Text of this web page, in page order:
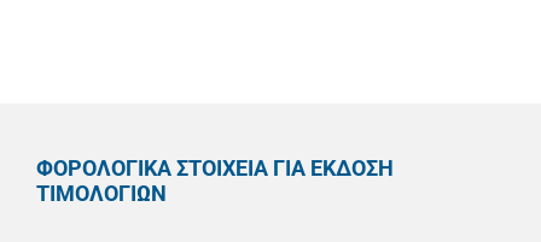
ΦΟΡΟΛΟΓΙΚΑ ΣΤΟΙΧΕΙΑ ΓΙΑ ΕΚΔΟΣΗ
ΤΙΜΟΛΟΓΙΩΝ